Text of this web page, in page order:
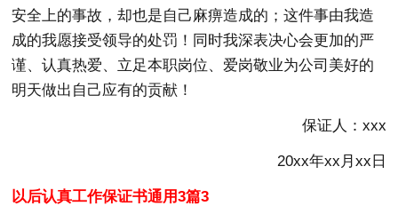
安全上的事故，却也是自己麻痹造成的；这件事由我造
成的我愿接受领导的处罚！同时我深表决心会更加的严
谨、认真热爱、立足本职岗位、爱岗敬业为公司美好的
明天做出自己应有的贡献！
保证人：xxx
20xx年xx月xx日
以后认真工作保证书通用3篇3